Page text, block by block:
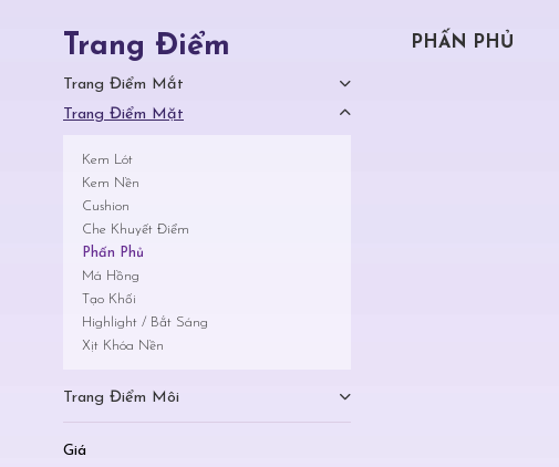
Trang Điểm
Trang Điểm Mắt
Trang Điểm Mặt
Kem Lót
Kem Nền
Cushion
Che Khuyết Điểm
Phấn Phủ
Má Hồng
Tạo Khối
Highlight / Bắt Sáng
Xịt Khóa Nền
Trang Điểm Môi
Giá
PHẤN PHỦ